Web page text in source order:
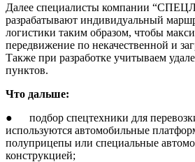
Далее специалисты компании
разрабатывают индивидуальный
логистики таким образом, чтобы
передвижение по некачественной и
Также при разработке учитываем
пунктов.
Что дальше:
● подбор спецтехники для
используются автомобильные
полуприцепы или специальные
конструкцией;